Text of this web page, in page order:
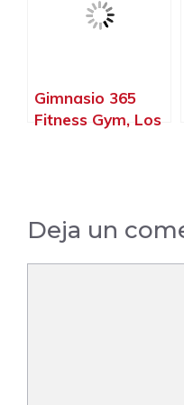
Gimnasio 365
Fitness Gym, Los
Deja un